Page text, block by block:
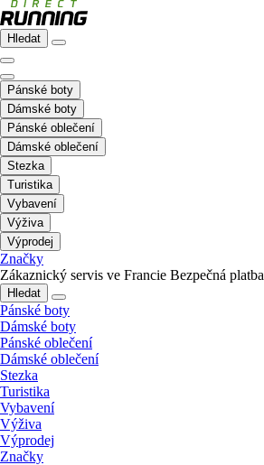
Hledat
Pánské boty
Dámské boty
Pánské oblečení
Dámské oblečení
Stezka
Turistika
Vybavení
Výživa
Výprodej
Značky
Zákaznický servis ve Francie Bezpečná platba
Hledat
Pánské boty
Dámské boty
Pánské oblečení
Dámské oblečení
Stezka
Turistika
Vybavení
Výživa
Výprodej
Značky